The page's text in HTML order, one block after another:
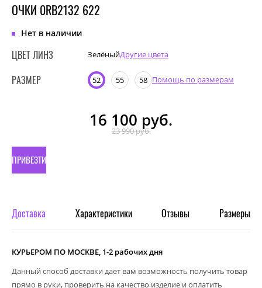
ОЧКИ 0RB2132 622
Нет в наличии
ЦВЕТ ЛИНЗ ЗелёныйДругие цвета
РАЗМЕР 52 55 58 Помощь по размерам
16 100 руб.
23 990 руб.
ПРИВЕЗТИ
ЗАКАЗ
Доставка Характеристики Отзывы Размеры
КУРЬЕРОМ ПО МОСКВЕ, 1-2 рабочих дня
Данный способ доставки дает вам возможность получить товар
прямо в руки, проверить на качество изделие и оплатить